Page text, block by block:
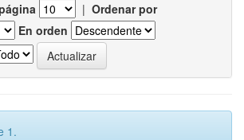
| Ordenar por
En orden
1.